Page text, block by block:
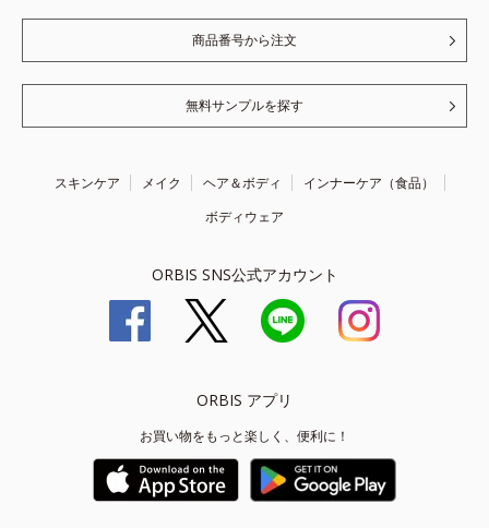
商品番号から注文
無料サンプルを探す
スキンケア メイク ヘア＆ボディ
インナーケア（食品）
ボディウェア
ORBIS SNS公式アカウント
ORBIS アプリ
お買い物をもっと楽しく、便利に！